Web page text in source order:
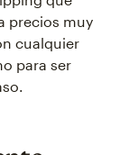
precios muy
cualquier
para ser